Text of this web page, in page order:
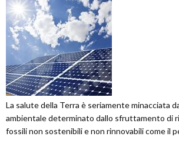
La salute della Terra è seriamente minacciata
ambientale determinato dallo sfruttamento di
fossili non sostenibili e non rinnovabili come il